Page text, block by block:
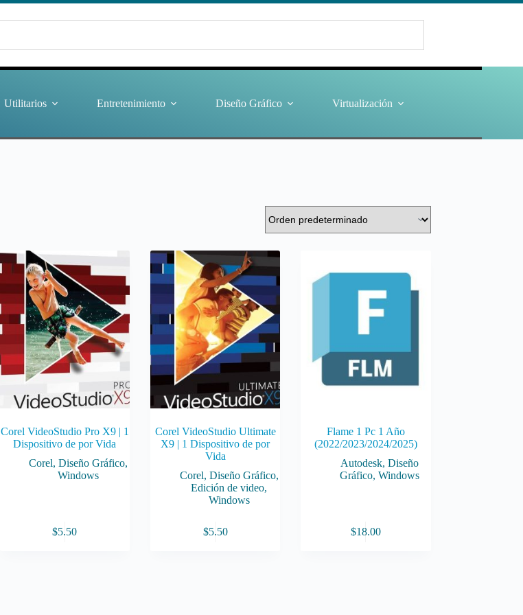
Utilitarios Entretenimiento Diseño Gráfico Virtualización
Corel VideoStudio Pro X9 | 1
Dispositivo de por Vida
Corel,Diseño Gráfico,
Windows
$5.50
Corel VideoStudio Ultimate
X9 | 1 Dispositivo de por
Vida
Corel, Diseño Gráfico,
Edición de video,
Windows
$5.50
Flame 1 Pc 1 Año
(2022/2023/2024/2025)
Autodesk, Diseño
Gráfico, Windows
$18.00